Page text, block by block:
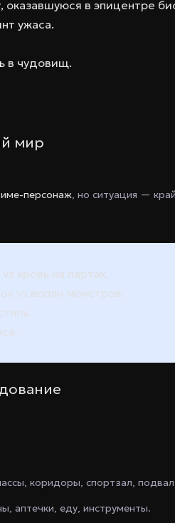
, оказавшуюся в эпицентре
ужаса.
в чудовищ.
мир
персонаж, но ситуация —
кровь на партах.
vs вопли монстров.
.
коридоры, спортзал,
аптечки, еду, инструменты.